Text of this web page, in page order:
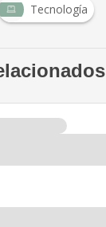
Tecnología